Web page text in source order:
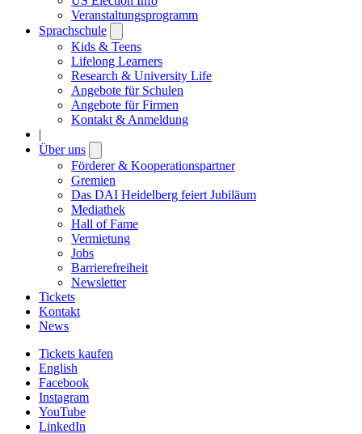
Veranstaltungsprogramm
Sprachschule
submenu
Kids & Teens
Lifelong Learners
Research & University Life
Angebote für Schulen
Angebote für Firmen
Kontakt & Anmeldung
|
Über uns
submenu
Förderer & Kooperationspartner
Gremien
Das DAI Heidelberg feiert Jubiläum
Mediathek
Hall of Fame
Vermietung
Jobs
Barrierefreiheit
Newsletter
Tickets
Kontakt
News
Tickets kaufen
English
Facebook
Instagram
YouTube
LinkedIn